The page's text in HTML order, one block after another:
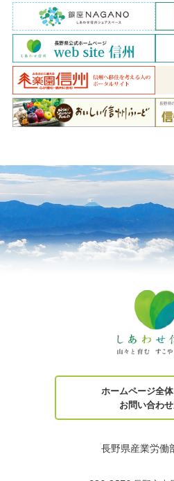
ホームページ全
お問い合わ
長野県産業労働